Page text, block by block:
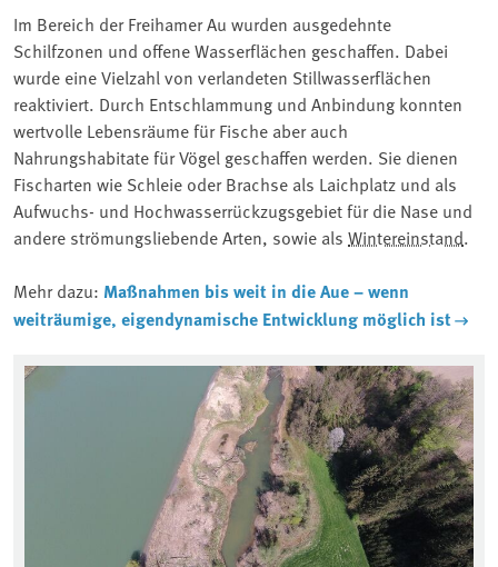
Im Bereich der Freihamer Au wurden ausgedehnte
Schilfzonen und offene Wasserflächen geschaffen. Dabei
wurde eine Vielzahl von verlandeten Stillwasserflächen
reaktiviert. Durch Entschlammung und Anbindung konnten
wertvolle Lebensräume für Fische aber auch
Nahrungshabitate für Vögel geschaffen werden. Sie dienen
Fischarten wie Schleie oder Brachse als Laichplatz und als
Aufwuchs- und Hochwasserrückzugsgebiet für die Nase und
andere strömungsliebende Arten, sowie als Wintereinstand.
Mehr dazu: Maßnahmen bis weit in die Aue – wenn
weiträumige, eigendynamische Entwicklung möglich ist